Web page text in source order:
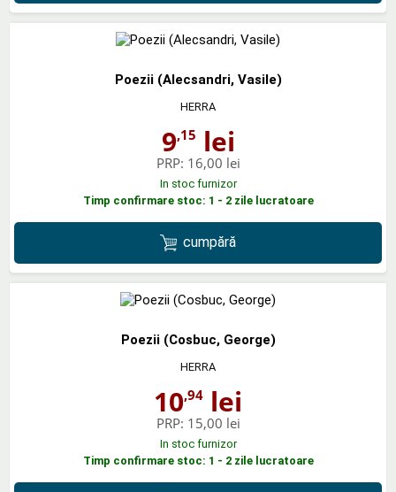
Poezii (Alecsandri, Vasile)
HERRA
9,15 lei
PRP: 16,00 lei
In stoc furnizor
Timp confirmare stoc: 1 - 2 zile lucratoare
cumpără
Poezii (Cosbuc, George)
HERRA
10,94 lei
PRP: 15,00 lei
In stoc furnizor
Timp confirmare stoc: 1 - 2 zile lucratoare